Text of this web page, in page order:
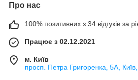
Про нас
100% позитивних з 34 відгуків за
Працює з 02.12.2021
м. Київ
просп. Петра Григоренка, 5А, Київ,